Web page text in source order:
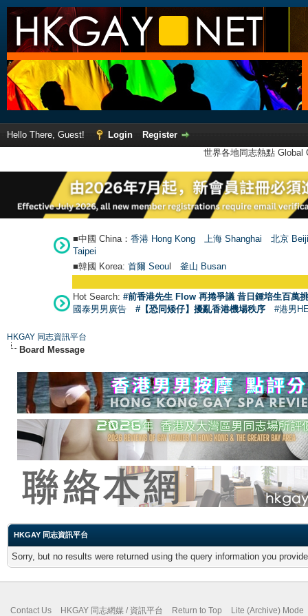
Hello There, Guest! Login
Register
世界各地同志熱點
■中國 China： 香港 Hong Kong 上海 Shanghai
北京
Taipei
■韓國 Korea: 首爾 Seoul 釜山 Busan
Hot Search: #前香港先生 Flow 再捲爭議 昔日鍾培生百萬
國泰男男廣告
#【恐同矮仔】擾亂香港機場秩序 #港男
HKGAY 同志資訊平台
Board Message
HKGAY 同志資訊平台
Sorry, but no results were returned using the query information you
Contact Us HKGAY 同志網媒 / 資訊平台 Return to Top Lite (Archive) Mode